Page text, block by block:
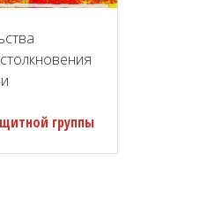
группы